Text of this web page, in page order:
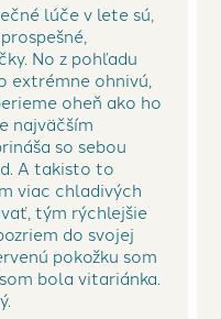
lúče v lete sú,
No z pohľadu
extrémne ohnivú,
oheň ako ho
najväčším
so sebou
A takisto to
viac chladivých
tým rýchlejšie
do svojej
pokožku som
bola vitariánka.